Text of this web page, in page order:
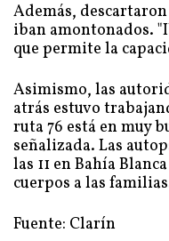
Además,
iban amontonados.
que permite la
Asimismo, las
atrás estuvo
ruta 76 está en muy
señalizada. Las
las 11 en Bahía
cuerpos a las
Fuente: Clarín